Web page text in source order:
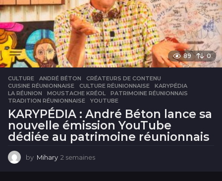
89 0
CULTURE ANDRÉ BÉTON ,CRÉATEURS DE CONTENU
CUISINE RÉUNIONNAISE
,CULTURE RÉUNIONNAISE ,KARYPÉDIA
LA RÉUNION
,MOUSTACHE KRÉOL ,PATRIMOINE RÉUNIONNAIS
TRADITION RÉUNIONNAISE
,YOUTUBE
KARYPÉDIA : André Béton lance sa
nouvelle émission YouTube
dédiée au patrimoine réunionnais
by Mihary 2 semaines